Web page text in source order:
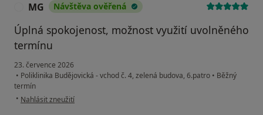
MG Návštěva ověřená
Úplná spokojenost, možnost využití uvolněného
termínu
23. července 2026
• Poliklinika Budějovická - vchod č. 4, zelená budova, 6.patro • Běžný
termín
• podle názoru uživatele MG
Nahlásit zneužití